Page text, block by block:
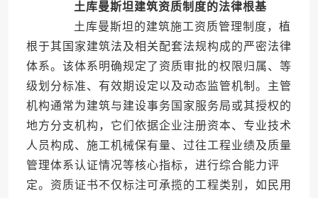
土库曼斯坦建筑资质制度的法律根基
土库曼斯坦的建筑施工资质管理制度，植
根于其国家建筑法及相关配套法规构成的严密法律
体系。该体系明确规定了资质审批的权限归属、等
级划分标准、有效期设定以及动态监管机制。主管
机构通常为建筑与建设事务国家服务局或其授权的
地方分支机构，它们依据企业注册资本、专业技术
人员构成、施工机械保有量、过往工程业绩及质量
管理体系认证情况等核心指标，进行综合能力评
定。资质证书不仅标注可承揽的工程类别，如民用